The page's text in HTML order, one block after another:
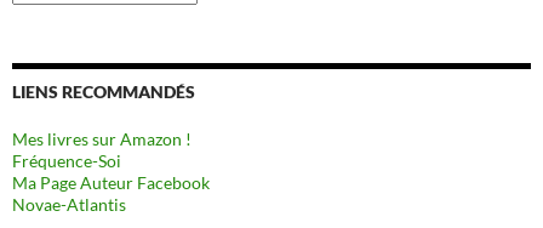
LIENS RECOMMANDÉS
Mes livres sur Amazon !
Fréquence-Soi
Ma Page Auteur Facebook
Novae-Atlantis